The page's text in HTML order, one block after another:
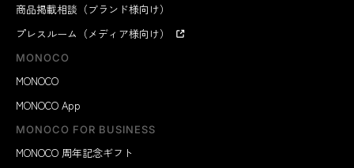
商品掲載相談（ブランド様向け）
プレスルーム（メディア様向け）
MONOCO
MONOCO
MONOCO App
MONOCO FOR BUSINESS
MONOCO 周年記念ギフト